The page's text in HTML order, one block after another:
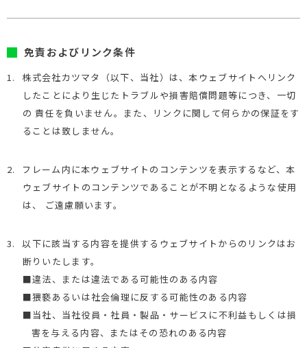
免責およびリンク条件
1.
株式会社カツマタ（以下、当社）は、本ウェブサイトへリンク
したことにより生じたトラブルや損害賠償問題等につき、一切
の 責任を負いません。また、リンクに関して何らかの保証をす
ることは致しません。
2.
フレーム内に本ウェブサイトのコンテンツを表示するなど、本
ウェブサイトのコンテンツであることが不明となるような使用
は、 ご遠慮願います。
3.
以下に該当する内容を提供するウェブサイトからのリンクはお
断りいたします。
■違法、または違法である可能性のある内容
■猥褻あるいは社会倫理に反する可能性のある内容
■当社、当社役員・社員・製品・サービスに不利益もしくは損
害を与える内容、またはその恐れのある内容